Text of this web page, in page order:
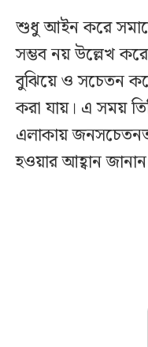
শুধু আইন করে
সম্ভব নয় উল্লেখ
বুঝিয়ে ও সচেতন
করা যায়। এ সময়
এলাকায়
হওয়ার আহ্বান